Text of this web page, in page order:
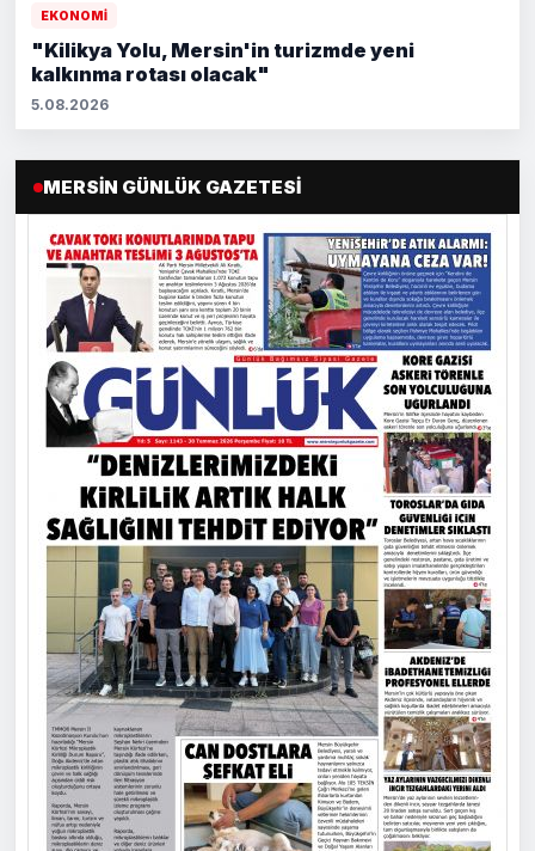
EKONOMİ
"Kilikya Yolu, Mersin'in turizmde yeni
kalkınma rotası olacak"
5.08.2026
MERSIN GÜNLÜK GAZETESI